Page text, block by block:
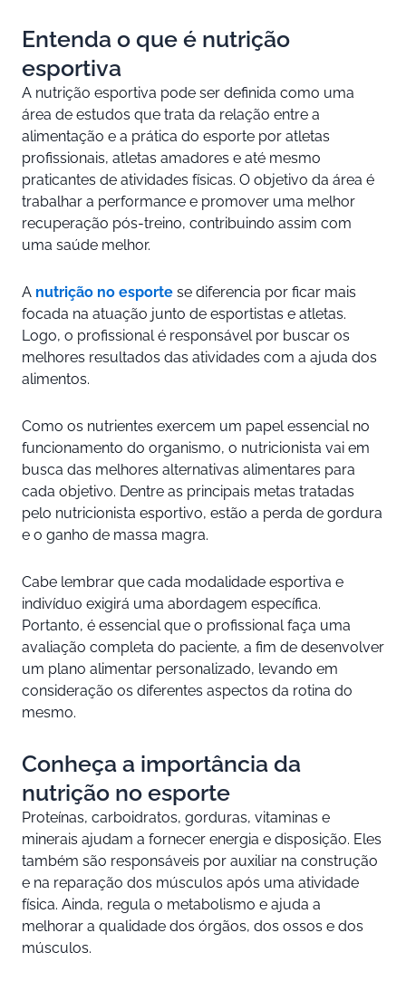
Entenda o que é nutrição
esportiva
A nutrição esportiva pode ser definida como uma
área de estudos que trata da relação entre a
alimentação e a prática do esporte por atletas
profissionais, atletas amadores e até mesmo
praticantes de atividades físicas. O objetivo da área é
trabalhar a performance e promover uma melhor
recuperação pós-treino, contribuindo assim com
uma saúde melhor.
A nutrição no esporte se diferencia por ficar mais
focada na atuação junto de esportistas e atletas.
Logo, o profissional é responsável por buscar os
melhores resultados das atividades com a ajuda dos
alimentos.
Como os nutrientes exercem um papel essencial no
funcionamento do organismo, o nutricionista vai em
busca das melhores alternativas alimentares para
cada objetivo. Dentre as principais metas tratadas
pelo nutricionista esportivo, estão a perda de gordura
e o ganho de massa magra.
Cabe lembrar que cada modalidade esportiva e
indivíduo exigirá uma abordagem específica.
Portanto, é essencial que o profissional faça uma
avaliação completa do paciente, a fim de desenvolver
um plano alimentar personalizado, levando em
consideração os diferentes aspectos da rotina do
mesmo.
Conheça a importância da
nutrição no esporte
Proteínas, carboidratos, gorduras, vitaminas e
minerais ajudam a fornecer energia e disposição. Eles
também são responsáveis por auxiliar na construção
e na reparação dos músculos após uma atividade
física. Ainda, regula o metabolismo e ajuda a
melhorar a qualidade dos órgãos, dos ossos e dos
músculos.